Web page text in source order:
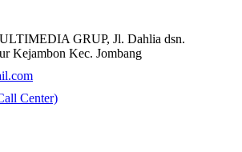
GRUP, Jl. Dahlia dsn.
Kejambon Kec. Jombang
Center)